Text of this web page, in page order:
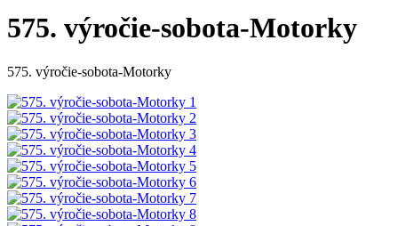
575. výročie-sobota-Motorky
575. výročie-sobota-Motorky